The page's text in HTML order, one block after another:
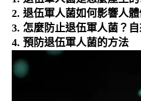
2. 退伍軍人菌如何影響人體
3. 怎麼防止退伍軍人菌？
4. 預防退伍軍人菌的方法